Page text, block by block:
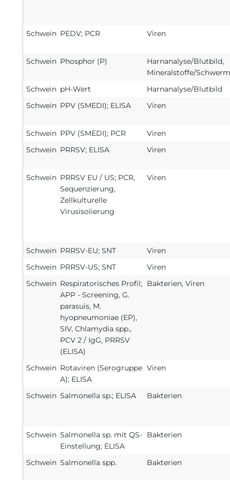
Schwein PEDV; PCR Viren
Schwein Phosphor (P)
Harnanalyse/Blutbild,
Mineralstoffe/
Schwein pH-Wert
Harnanalyse/Blutbild
Schwein PPV (SMEDI); ELISA Viren
Schwein PPV (SMEDI); PCR
Viren
Schwein PRRSV; ELISA Viren
Schwein PRRSV EU / US; PCR,
Sequenzierung,
Zellkulturelle
Virusisolierung
Viren
Schwein PRRSV-EU; SNT
Viren
Schwein PRRSV-US; SNT
Viren
Schwein Respiratorisches Profil;
APP - Screening, G.
parasuis, M.
hyopneumoniae (EP),
SIV, Chlamydia spp.,
PCV 2 / IgG, PRRSV
(ELISA)
Bakterien, Viren
Schwein Rotaviren (Serogruppe
A); ELISA
Viren
Schwein Salmonella sp.; ELISA Bakterien
Schwein Salmonella sp. mit QS-
Einstellung; ELISA
Bakterien
Schwein Salmonella spp. Bakterien